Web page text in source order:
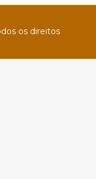
os direitos